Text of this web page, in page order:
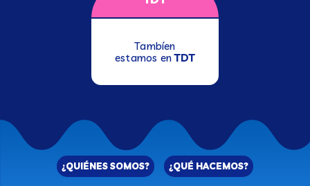
Tambíen
estamos enTDT
¿QUIÉNES SOMOS? ¿QUÉ HACEMOS?